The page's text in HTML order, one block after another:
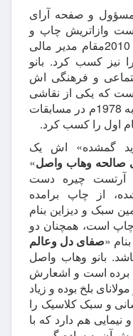
مدر مسؤول و صفحه آرای
وازاتریش چاپ و
نشر میشود انتخاب شد و درسال 2010مقام مدیر مالی
نیز کسب کرد. بانو
و فرهنگی اش
که یکی از نقاشی
های وی در سال 1357ش مطابق به 1978م در مسابقات
اول را کسب کرد.
گمشده» اش یک
صالحه وهاب واصل»
آرتست چیره دست
از چاپ برامده
سبک و دیزاین بنام
چاپ است، همچنان دو
«صفای دل وعالم
بانو وهاب واصل
برده است و اشعارش
بلخ بوده و زیاد
و سبک کلاسیک را
نیمایی هم دارد که با